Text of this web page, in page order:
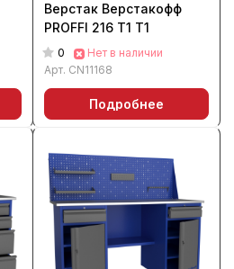
Верстак Верстакофф
PROFFI 216 Т1 Т1
0
Нет в наличии
Арт. CN11168
Подробнее